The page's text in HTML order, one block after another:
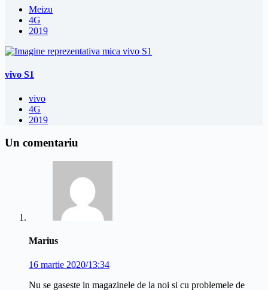
Meizu
4G
2019
vivo S1
vivo
4G
2019
Un comentariu
Marius
16 martie 2020/13:34
Nu se gaseste in magazinele de la noi si cu problemele de